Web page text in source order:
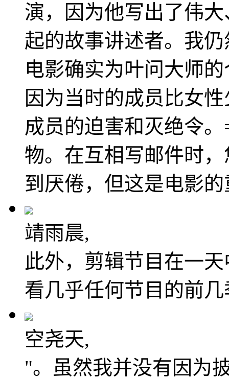
演，因为他写出了伟
起的故事讲述者。我
电影确实为叶问大师
因为当时的成员比女
成员的迫害和灭绝令
物。在互相写邮件时
到厌倦，但这是电影
靖雨晨,
此外，剪辑节目在一
看几乎任何节目的前
空尧天,
"。虽然我并没有因为